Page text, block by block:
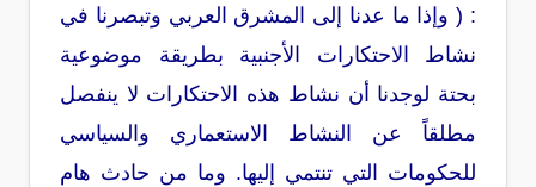
: ( وإذا ما عدنا إلى المشرق العربي وتبصرنا في
نشاط الاحتكارات الأجنبية بطريقة موضوعية
بحتة لوجدنا أن نشاط هذه الاحتكارات لا ينفصل
مطلقاً عن النشاط الاستعماري والسياسي
للحكومات التي تنتمي إليها. وما من حادث هام